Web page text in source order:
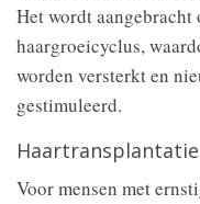
Het wordt
haargroeicyclus,
worden versterkt en
gestimuleerd.
Voor mensen met